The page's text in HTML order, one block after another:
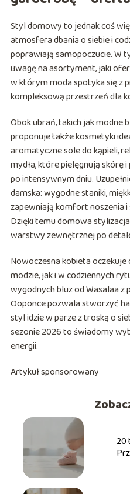
Styl domowy to jednak coś
atmosfera dbania o siebie i
poprawiają samopoczucie. W
uwagę na asortyment, jaki
w którym moda spotyka się z
kompleksową przestrzeń dla
Obok ubrań, takich jak modne
proponuje także kosmetyki
aromatyczne sole do kąpieli,
mydła, które pielęgnują skórę
po intensywnym dniu.
damska: wygodne staniki,
zapewniają komfort noszenia
Dzięki temu domowa
warstwy zewnętrznej po
Nowoczesna kobieta
modzie, jak i w codziennych
wygodnych bluz od Wasalaa
Ooponce pozwala stworzyć
styl idzie w parze z troską o
sezonie 2026 to świadomy
energii.
Artykuł sponsorowany
20